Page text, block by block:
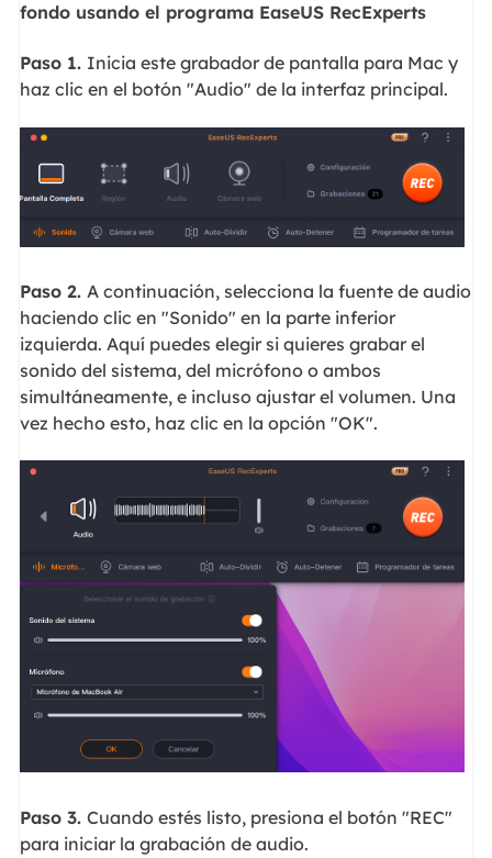
fondo usando el programa EaseUS RecExperts
Paso 1. Inicia este grabador de pantalla para Mac y
haz clic en el botón "Audio" de la interfaz principal.
Paso 2. A continuación, selecciona la fuente de audio
haciendo clic en "Sonido" en la parte inferior
izquierda. Aquí puedes elegir si quieres grabar el
sonido del sistema, del micrófono o ambos
simultáneamente, e incluso ajustar el volumen. Una
vez hecho esto, haz clic en la opción "OK".
Paso 3. Cuando estés listo, presiona el botón "REC"
para iniciar la grabación de audio.